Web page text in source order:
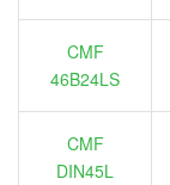
CMF
46B24LS
CMF
DIN45L